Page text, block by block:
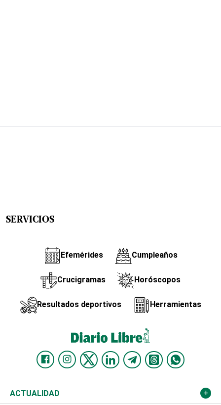
SERVICIOS
Efemérides Cumpleaños
Crucigramas Horóscopos
Resultados deportivos Herramientas
ACTUALIDAD